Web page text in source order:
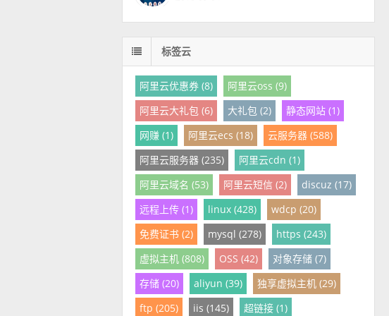
标签云
阿里云优惠券 (8)
阿里云oss (9)
阿里云大礼包 (6)
大礼包 (2)
静态网站 (1)
网赚 (1)
阿里云ecs (18)
云服务器 (588)
阿里云服务器 (235)
阿里云cdn (1)
阿里云域名 (53)
阿里云短信 (2)
discuz (17)
远程上传 (1)
linux (428)
wdcp (20)
免费证书 (2)
mysql (278)
https (243)
虚拟主机 (808)
OSS (42)
对象存储 (7)
存储 (20)
aliyun (39)
独享虚拟主机 (29)
ftp (205)
iis (145) 超链接 (1)